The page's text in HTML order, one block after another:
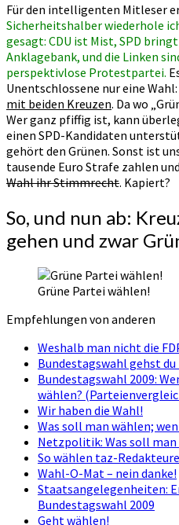
Für den intelligenten Mitleser
Sicherheitshalber wiederhole
gesagt: CDU ist Mist, SPD
Anklagebank, und die Linken
perspektivlose Protestpartei.
Unentschlossene nur eine Wahl:
mit beiden Kreuzen. Da wo
Wer ganz pfiffig ist, kann
einen SPD-Kandidaten
gehört den Grünen. Sonst ist
tausende Euro Strafe zahlen und
Wahl ihr Stimmrecht. Kapiert?
So, und nun ab:
gehen und zwar
Grüne Partei wählen!
Empfehlungen von anderen
Weshalb man nicht die
Bundestagswahl gehst du
Bundestagswahl 2009:
wählen?
Wir haben die Wahl!
Was soll man wählen;
Netzpolitik: Was soll man
So wählen taz-Redakteure
Wahl-O-Mat – nein danke!
Staatsangelegenheiten:
Bundestagswahl 2009
Geht wählen!